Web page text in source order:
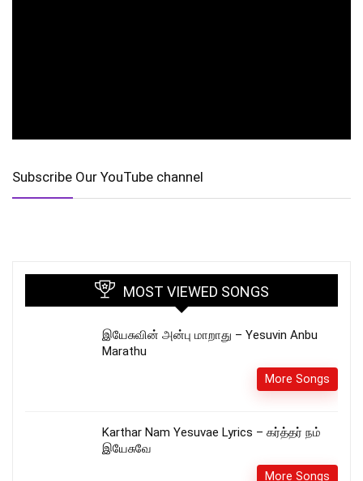
Subscribe Our YouTube channel
MOST VIEWED SONGS
இயேசுவின் அன்பு மாறாது – Yesuvin Anbu
Marathu
More Songs
Karthar Nam Yesuvae Lyrics – கர்த்தர் நம்
இயேசுவே
More Songs